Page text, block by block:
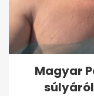
Magyar